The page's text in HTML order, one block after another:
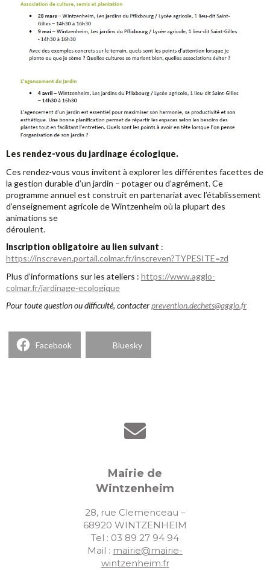
Les rendez-vous du jardinage écologique.
Ces rendez-vous vous invitent à explorer les différentes facettes de
la gestion durable d’un jardin – potager ou d’agrément. Ce
programme annuel est construit en partenariat avec l’établissement
d’enseignement agricole de Wintzenheim où la plupart des
animations se
déroulent.
Inscription obligatoire au lien suivant :
https://inscreven.portail.colmar.fr/inscreven?TYPESITE=zd
Plus d’informations sur les ateliers : https://www.agglo-
colmar.fr/jardinage-ecologique
Pour toute question ou difficulté, contacterprevention.dechets@agglo.fr
Facebook Bluesky
Mairie de
Wintzenheim
28, rue Clemenceau –
68920 WINTZENHEIM
Tel : 03 89 27 94 94
Mail : mairie@mairie-
wintzenheim.fr